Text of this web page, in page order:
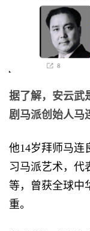
据了解，安云武
剧马派创始人马
他14岁拜师马连
习马派艺术，代
等，曾获全球中
重。